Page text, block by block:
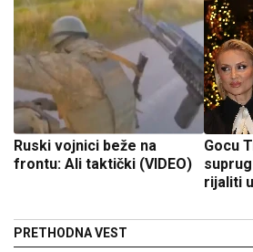
Ruski vojnici beže na
frontu: Ali taktički (VIDEO)
PRETHODNA VEST
Gocu
rijaliti